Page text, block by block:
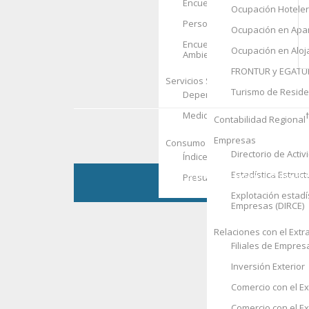
Encuesta de Condiciones de
Personas sin Hogar
Encuesta Social 2008.
Ambiente
Servicios Sociales
Dependencia
Recursos
Medidas de Protección a la
Consumo de los hogares
Índice de Precios de Consumo
Presupuestos Familiares
Ocupación
Ocupación en
Ocupación en
FRONTUR y
Turismo de
Contabilidad Regional
Empresas
Directorio de
Estadística
Explotación
Empresas (DIRCE)
Relaciones con el
Filiales de
Inversión Exterior
Comercio con el
Economía, Hacienda,